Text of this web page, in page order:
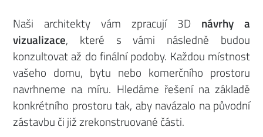
Naši architekty vám zpracují 3D návrhy a
vizualizace, které s vámi následně budou
konzultovat až do finální podoby. Každou místnost
vašeho domu, bytu nebo komerčního prostoru
navrhneme na míru. Hledáme řešení na základě
konkrétního prostoru tak, aby navázalo na původní
zástavbu či již zrekonstruované části.